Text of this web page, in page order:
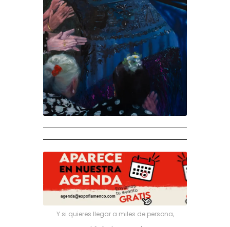
Y si quieres llegar a miles de persona,